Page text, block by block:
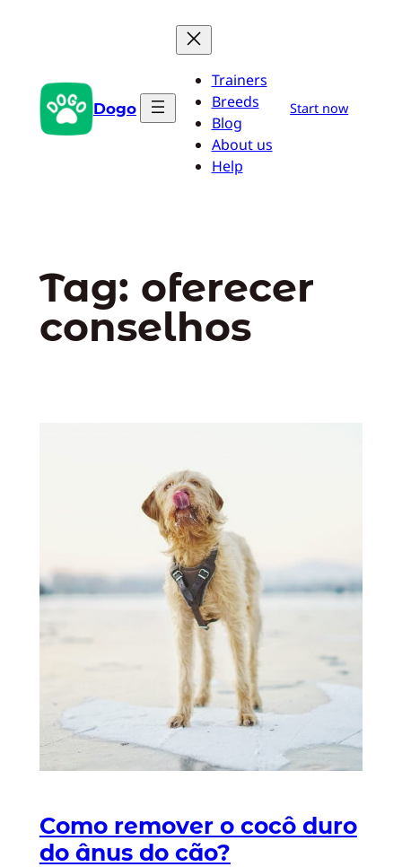
conteúdo Dogo
Trainers
Breeds
Blog
About us
Help
Start now
Tag: oferecer
conselhos
Como remover o cocô duro
do ânus do cão?